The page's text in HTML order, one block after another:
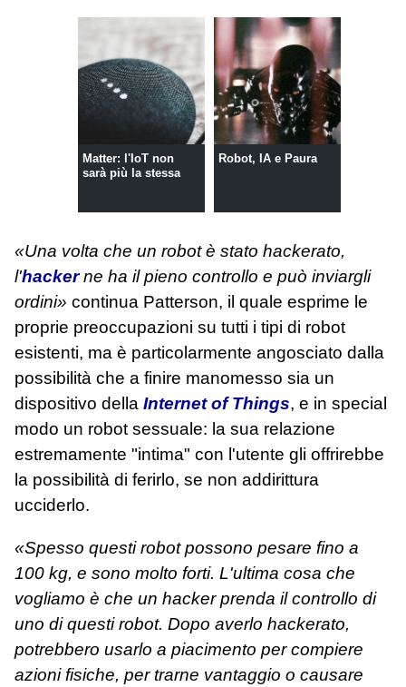
Matter: l'IoT non
sarà più la stessa
Robot, IA e Paura
«Una volta che un robot è stato hackerato,
l'hackerne ha il pieno controllo e può inviargli
ordini» continua Patterson, il quale esprime le
proprie preoccupazioni su tutti i tipi di robot
esistenti, ma è particolarmente angosciato dalla
possibilità che a finire manomesso sia un
dispositivo della Internet of Things, e in special
modo un robot sessuale: la sua relazione
estremamente "intima" con l'utente gli offrirebbe
la possibilità di ferirlo, se non addirittura
ucciderlo.
«Spesso questi robot possono pesare fino a
100 kg, e sono molto forti. L'ultima cosa che
vogliamo è che un hacker prenda il controllo di
uno di questi robot. Dopo averlo hackerato,
potrebbero usarlo a piacimento per compiere
azioni fisiche, per trarne vantaggio o causare